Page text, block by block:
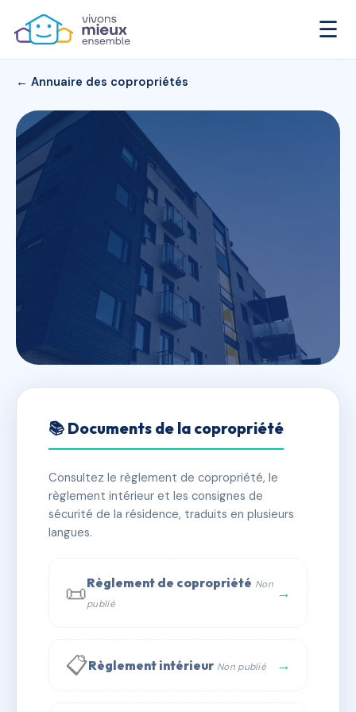
☰
← Annuaire des copropriétés
SDC 17 Billot
✓ Immatriculée 🏠 10 lots 🏗 1 bâtiment(s)
📞 Contacter Syndic Digital
📚 Documents de la copropriété
Consultez le règlement de copropriété, le
règlement intérieur et les consignes de
sécurité de la résidence, traduits en plusieurs
langues.
📜Règlement de copropriété Non
publié
→
📋Règlement intérieur Non publié →